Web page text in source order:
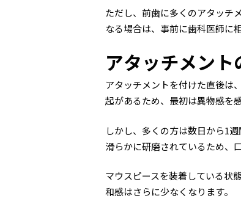
ただし、前歯に多くのアタッチ
なる場合は、事前に歯科医師に
アタッチメント
アタッチメントを付けた直後は
起があるため、最初は異物感を
しかし、多くの方は数日から1
滑らかに研磨されているため、
マウスピースを装着している状
和感はさらに少なくなります。